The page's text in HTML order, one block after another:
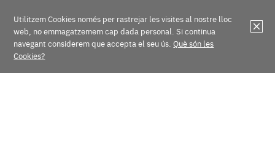
Utilitzem Cookies només per rastrejar les visites al nostre lloc
web, no emmagatzemem cap dada personal. Si continua
navegant considerem que accepta el seu ús.Què són les
Cookies?